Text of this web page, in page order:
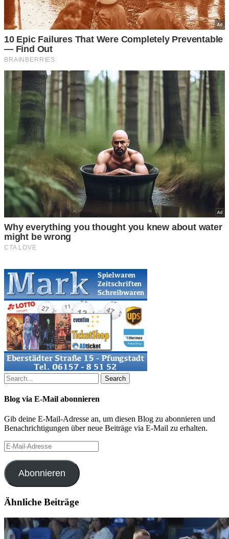
Search
Blog via E-Mail abonnieren
Gib deine E-Mail-Adresse an, um diesen Blog zu abonnieren und
Benachrichtigungen über neue Beiträge via E-Mail zu erhalten.
E-
Mail-
Adresse
Abonnieren
Ähnliche Beiträge